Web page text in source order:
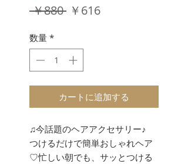
￥880 通
格
￥616セ
数量 *
カートに追加する
♫今話題のヘアアクセサリー♪
つけるだけで簡単おしゃれヘア
♡忙しい朝でも、サッとつける